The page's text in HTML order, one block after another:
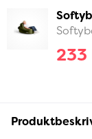
233